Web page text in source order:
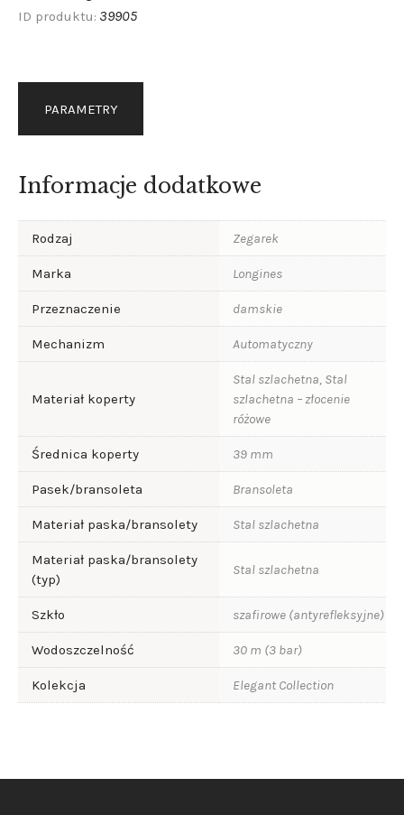
ID produktu: 39905
PARAMETRY
Informacje dodatkowe
Rodzaj Zegarek
Marka Longines
Przeznaczenie damskie
Mechanizm Automatyczny
Materiał koperty
Stal szlachetna, Stal
szlachetna – złocenie
różowe
Średnica koperty 39 mm
Pasek/bransoleta Bransoleta
Materiał paska/bransolety Stal szlachetna
Materiał paska/bransolety
(typ)
Stal szlachetna
Szkło szafirowe (antyrefleksyjne)
Wodoszczelność 30 m (3 bar)
Kolekcja Elegant Collection